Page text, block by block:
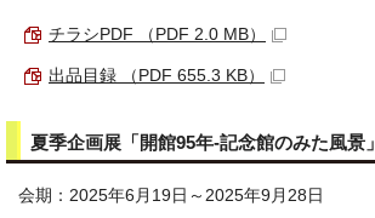
チラシPDF （PDF 2.0 MB）
出品目録 （PDF 655.3 KB）
夏季企画展「開館95年‐記念館のみた風景」
会期：2025年6月19日～2025年9月28日